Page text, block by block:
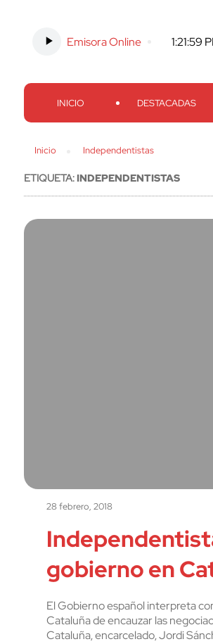
Emisora Online 1:22:00
INICIO DESTACADAS
Inicio Independentistas
ETIQUETA:INDEPENDENTISTAS
28 febrero, 2018
gobierno en
El Gobierno español interpreta
Cataluña de encauzar las
Cataluña, encarcelado, Jordi